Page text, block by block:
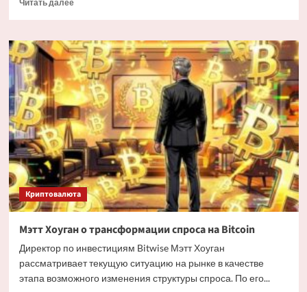
Читать далее
Дайджест
криптовалютных
новостей
за
ночь
3
июля
2026
года
Криптовалюта
Мэтт Хоуган о трансформации спроса на Bitcoin
Директор по инвестициям Bitwise Мэтт Хоуган
рассматривает текущую ситуацию на рынке в качестве
этапа возможного изменения структуры спроса. По его...